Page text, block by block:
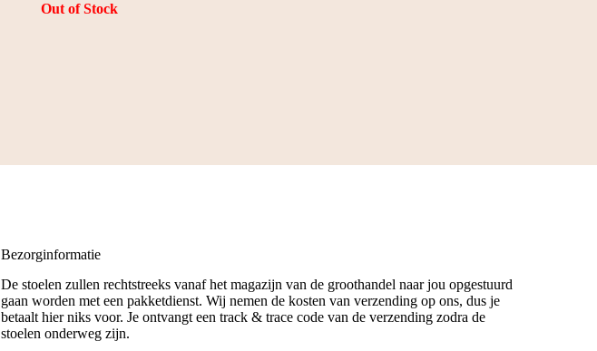
Out of Stock
Bezorginformatie
De stoelen zullen rechtstreeks vanaf het magazijn van de groothandel naar jou opgestuurd
gaan worden met een pakketdienst. Wij nemen de kosten van verzending op ons, dus je
betaalt hier niks voor. Je ontvangt een track & trace code van de verzending zodra de
stoelen onderweg zijn.